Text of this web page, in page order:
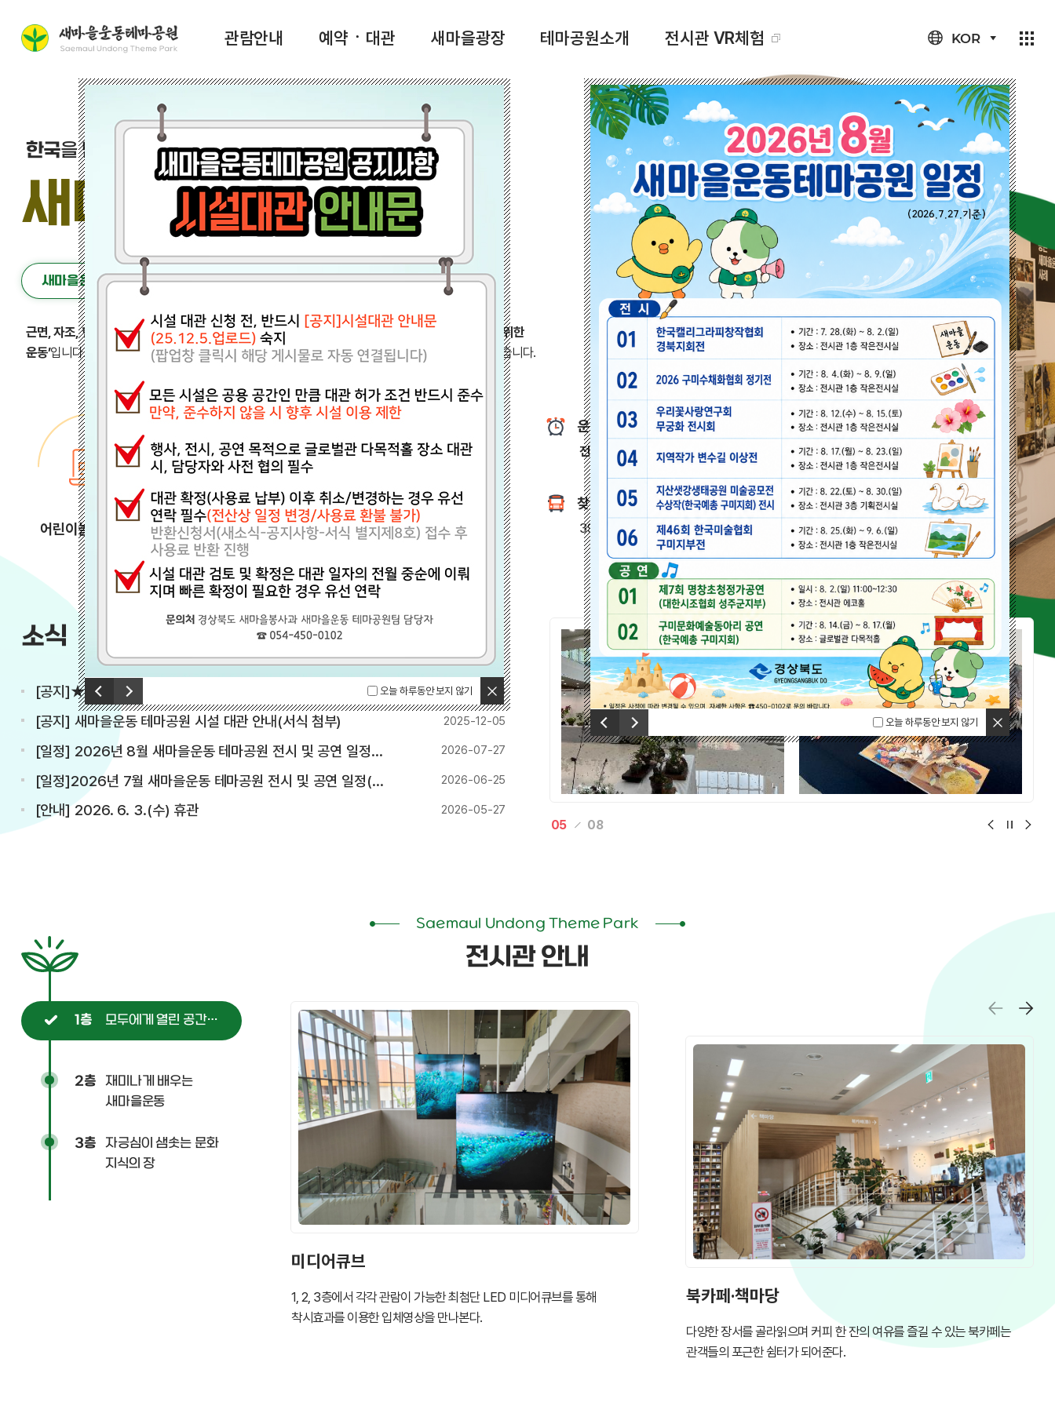
관람안내 예약ㆍ대관 새마을광장 테마공원소개 전시관 VR체험 KOR
이전 다음 오늘 하루동안 보지 않기
닫기
이전 다음 오늘 하루동안 보지 않기
닫기
한국을 넘어 로 전파되는새마을운동의 본산
새마을운동테마공원
새마을운동이란?
근면, 자조, 협동 정신을 바탕으로“잘 살아보세~”를 외치며 국민과 국가의 의지가 결합된
‘잘 살기 위한
운동’입니다. 새마을운동테마공원은 새마을운동의 정신과 성과를 계승하고 기념하기위해 조성되었습니다.
어린이놀이터 예약 예약확인/취소 대관신청
운영시간
전시관 09:00 - 18:00,야외공원24시간
찾아오시는 길
39332 경북 구미시 박정희로 155
소식
[공지]★대관 예약 변경 안내★ 2026-02-26
[공지] 새마을운동 테마공원 시설 대관 안내(서식 첨부) 2025-12-05
[일정] 2026년 8월 새마을운동 테마공원 전시 및 공연 일정(7.27. 기준) 2026-07-27
[일정]2026년 7월 새마을운동 테마공원 전시 및 공연 일정(7.2. 기준) 2026-06-25
[안내] 2026. 6. 3.(수) 휴관 2026-05-27
행사·이벤트
05 08
Saemaul Undong Theme Park
전시관 안내
1층 모두에게 열린 공간으로
미디어큐브
1, 2, 3층에서 각각 관람이 가능한 최첨단 LED 미디어큐브를 통해
착시효과를 이용한 입체영상을 만나본다.
북카페·책마당
다양한 장서를 골라읽으며 커피 한 잔의 여유를 즐길 수 있는 북카페는
관객들의 포근한 쉼터가 되어준다.
2층 재미나게 배우는
새마을운동
3층 자긍심이 샘솟는 문화
지식의 장